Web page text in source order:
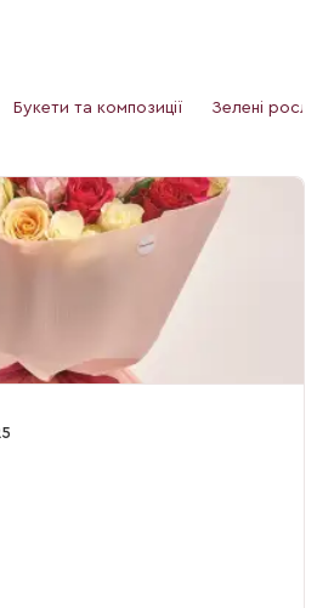
Букети та композиції Зелені